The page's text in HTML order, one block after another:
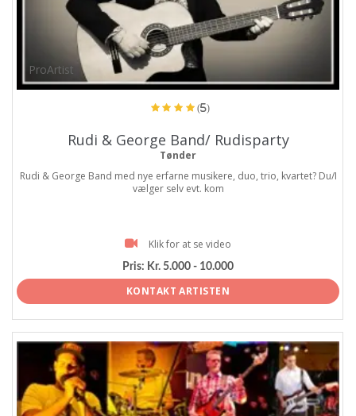
ProArtist
(5)
Rudi & George Band/ Rudisparty
Tønder
Rudi & George Band med nye erfarne musikere, duo, trio, kvartet? Du/I
vælger selv evt. kom
Klik for at se video
Pris: Kr. 5.000 - 10.000
KONTAKT ARTISTEN